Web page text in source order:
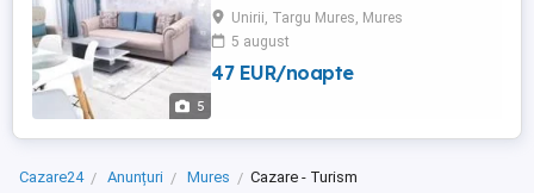
5
în suprafață de 60 mp, situat in Tg. Mureș,
complex rezidential 2022, într-o zonă
liniștită (lângă clinica Ortoprofil).
Apartamentul dispune de loc de parcare
Unirii, Targu Mures, Mures
5 august
47 EUR/noapte
Cazare24 Anunțuri Mures Cazare - Turism